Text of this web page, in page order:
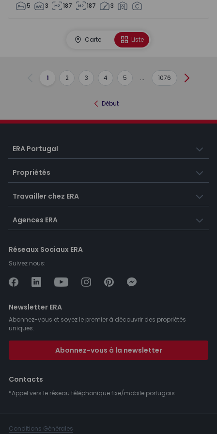
5 3 187 187 3
Carte Liste
Précédent
1 2 3 4 5 ... 1076 Suivant
Début
ERA Portugal
Propriétés
Travailler chez ERA
Agences ERA
Réseaux Sociaux ERA
Suivez nous:
Newsletter ERA
Abonnez-vous et soyez le premier à découvrir des propriétés
uniques.
Abonnez-vous à la newsletter
Contacts
*Appel vers le réseau téléphonique fixe/mobile portugais.
Conditions Générales